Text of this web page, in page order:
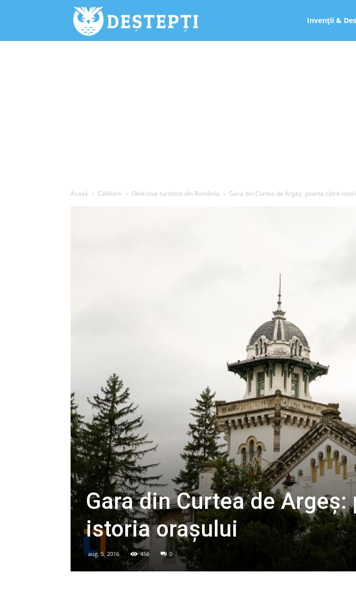
Deștepți.ro Invenții &
Acasă Călătorii Obiective turistice din România Gara din Curtea de Argeș: poarta către
Gara din Curtea de
istoria orașului
aug. 5, 2016 456 0